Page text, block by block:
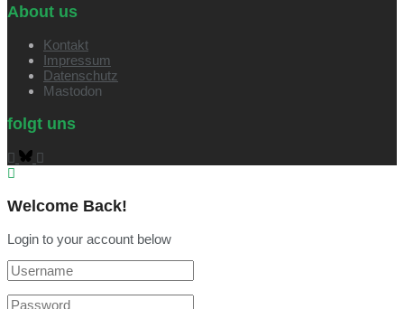
About us
Kontakt
Impressum
Datenschutz
Mastodon
folgt uns
Welcome Back!
Login to your account below